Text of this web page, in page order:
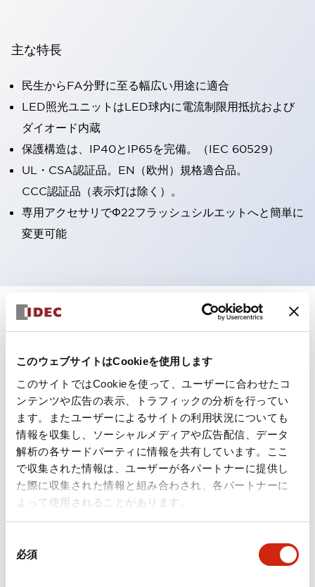
このウェブサイトはCookieを使用します
このサイトではCookieを使って、ユーザーに合わせたコ
ンテンツや広告の表示、トラフィックの分析を行ってい
ます。またユーザーによるサイトの利用状況についても
情報を収集し、ソーシャルメディアや広告配信、データ
解析の各サードパーティに情報を共有しています。ここ
で収集された情報は、ユーザーが各パートナーに提供し
た際に収集された情報と組み合わされ、各パートナーに
よって使用されることがあります。
必須
主な特長
民生からFA分野に至る幅広い用途に適合
LED照光ユニットはLED球内に電流制限用抵抗および
ダイオード内蔵
保護構造は、IP40とIP65を完備。（IEC 60529）
UL・CSA認証品。EN（欧州）規格適合品。
CCC認証品（表示灯は除く）。
専用アクセサリでΦ22フラッシュシルエットへと簡単に
変更可能
仕様 すべて展開 +
環境仕様
機能仕様
機械的仕様
取付設置仕様